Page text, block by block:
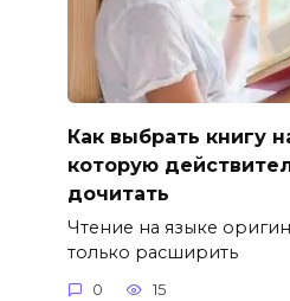
Как выбрать книгу
которую
дочитать
Чтение на языке
только расширить
0 15